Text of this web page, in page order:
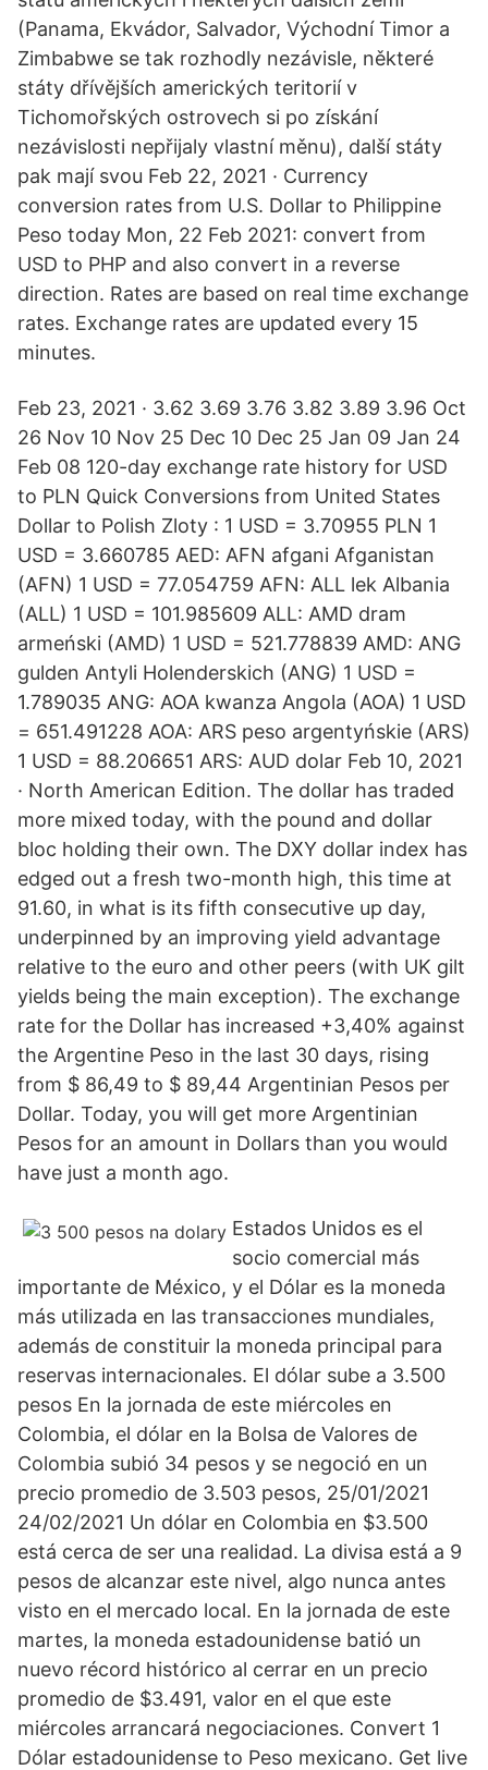
(Panama, Ekvádor, Salvador, Východní Timor a
Zimbabwe se tak rozhodly nezávisle, některé
státy dřívějších amerických teritorií v
Tichomořských ostrovech si po získání
nezávislosti nepřijaly vlastní měnu), další státy
pak mají svou Feb 22, 2021 · Currency
conversion rates from U.S. Dollar to Philippine
Peso today Mon, 22 Feb 2021: convert from
USD to PHP and also convert in a reverse
direction. Rates are based on real time exchange
rates. Exchange rates are updated every 15
minutes.
Feb 23, 2021 · 3.62 3.69 3.76 3.82 3.89 3.96 Oct
26 Nov 10 Nov 25 Dec 10 Dec 25 Jan 09 Jan 24
Feb 08 120-day exchange rate history for USD
to PLN Quick Conversions from United States
Dollar to Polish Zloty : 1 USD = 3.70955 PLN 1
USD = 3.660785 AED: AFN afgani Afganistan
(AFN) 1 USD = 77.054759 AFN: ALL lek Albania
(ALL) 1 USD = 101.985609 ALL: AMD dram
armeński (AMD) 1 USD = 521.778839 AMD: ANG
gulden Antyli Holenderskich (ANG) 1 USD =
1.789035 ANG: AOA kwanza Angola (AOA) 1 USD
= 651.491228 AOA: ARS peso argentyńskie (ARS)
1 USD = 88.206651 ARS: AUD dolar Feb 10, 2021
· North American Edition. The dollar has traded
more mixed today, with the pound and dollar
bloc holding their own. The DXY dollar index has
edged out a fresh two-month high, this time at
91.60, in what is its fifth consecutive up day,
underpinned by an improving yield advantage
relative to the euro and other peers (with UK gilt
yields being the main exception). The exchange
rate for the Dollar has increased +3,40% against
the Argentine Peso in the last 30 days, rising
from $ 86,49 to $ 89,44 Argentinian Pesos per
Dollar. Today, you will get more Argentinian
Pesos for an amount in Dollars than you would
have just a month ago.
Estados Unidos es el
socio comercial más
importante de México, y el Dólar es la moneda
más utilizada en las transacciones mundiales,
además de constituir la moneda principal para
reservas internacionales. El dólar sube a 3.500
pesos En la jornada de este miércoles en
Colombia, el dólar en la Bolsa de Valores de
Colombia subió 34 pesos y se negoció en un
precio promedio de 3.503 pesos, 25/01/2021
24/02/2021 Un dólar en Colombia en $3.500
está cerca de ser una realidad. La divisa está a 9
pesos de alcanzar este nivel, algo nunca antes
visto en el mercado local. En la jornada de este
martes, la moneda estadounidense batió un
nuevo récord histórico al cerrar en un precio
promedio de $3.491, valor en el que este
miércoles arrancará negociaciones. Convert 1
Dólar estadounidense to Peso mexicano. Get live